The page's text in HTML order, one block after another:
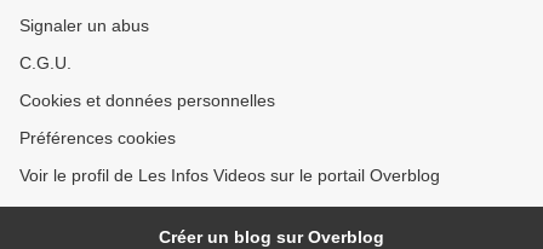
Signaler un abus
C.G.U.
Cookies et données personnelles
Préférences cookies
Voir le profil de Les Infos Videos sur le portail Overblog
Créer un blog sur Overblog